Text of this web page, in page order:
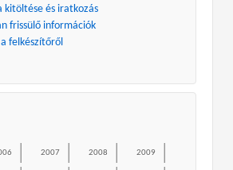
kitöltése és iratkozás
frissülő információk
felkészítőről
2007 2008 2009